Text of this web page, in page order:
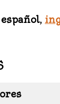
español,